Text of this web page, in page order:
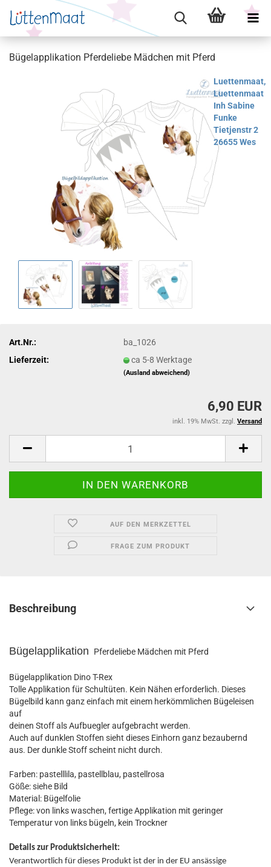
Bügelapplikation Pferdeliebe Mädchen mit Pferd
Luettenmaat,
Luettenmaat
Inh Sabine
Funke
Tietjenstr 2
26655 Wes
Art.Nr.:
ba_1026
Lieferzeit:
ca 5-8 Werktage
(Ausland abweichend)
6,90 EUR
inkl. 19% MwSt. zzgl. Versand
AUF DEN MERKZETTEL
FRAGE ZUM PRODUKT
Beschreibung
Bügelapplikation Pferdeliebe Mädchen mit Pferd
Bügelapplikation Dino T-Rex
Tolle Applikation für Schultüten. Kein Nähen erforderlich. Dieses
Bügelbild kann ganz einfach mit einem herkömmlichen Bügeleisen
auf
deinen Stoff als Aufbuegler aufgebracht werden.
Auch auf dunklen Stoffen sieht dieses Einhorn ganz bezaubernd
aus. Der dunkle Stoff scheint nicht durch.
Farben: pastelllila, pastellblau, pastellrosa
Göße: siehe Bild
Material: Bügelfolie
Pflege: von links waschen, fertige Applikation mit geringer
Temperatur von links bügeln, kein Trockner
Details zur Produktsicherheit:
Verantwortlich für dieses Produkt ist der in der EU ansässige